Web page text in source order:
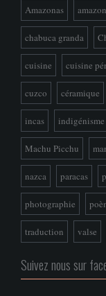
Amazonas
chabuca granda
cuisine cuisine
cuzco céramique
incas indigénisme
Machu Picchu
nazca paracas
photographie
traduction valse
Suivez nous sur